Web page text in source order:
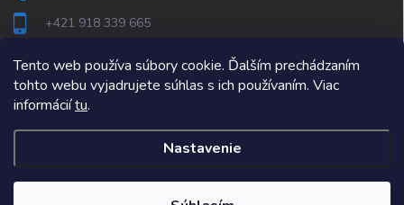
Tento web používa súbory cookie. Ďalším prechádzaním
tohto webu vyjadrujete súhlas s ich používaním. Viac
informáciítu.
Nastavenie
+421 918 339 665
STEPS Nitra
AkcioveNaradie.sk